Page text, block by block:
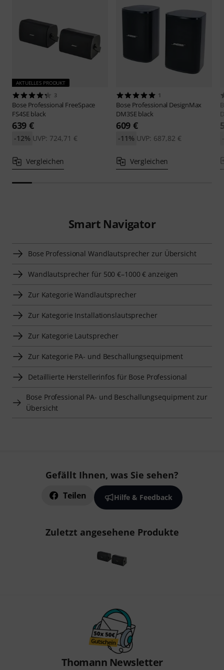
AKTUELLES PRODUKT
3
Bose Professional FreeSpace
FS4SE black
639 €
UVP: 724,71 €
-12%
Vergleichen
1
Bose Professional DesignMax
DM3SE black
609 €
UVP: 687,82 €
-11%
Vergleichen
Smart Navigator
Bose Professional Wandlautsprecher zur Übersicht
Wandlautsprecher für 500 €–1000 € anzeigen
Zur Kategorie Wandlautsprecher
Zur Kategorie Installationslautsprecher
Zur Kategorie Lautsprecher
Zur Kategorie PA- und Beschallungsequipment
Detaillierte Herstellerinfos für Bose Professional
Bose Professional PA- und Beschallungsequipment zur
Übersicht
Gefällt Ihnen, was Sie sehen?
Teilen Hilfe & Feedback
Zuletzt angesehene Produkte
Thomann Newsletter